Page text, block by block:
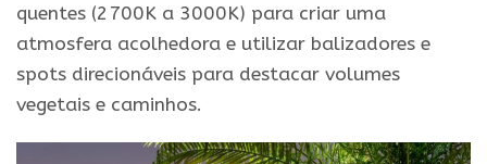
quentes (2700K a 3000K) para criar uma
atmosfera acolhedora e utilizar balizadores e
spots direcionáveis para destacar volumes
vegetais e caminhos.